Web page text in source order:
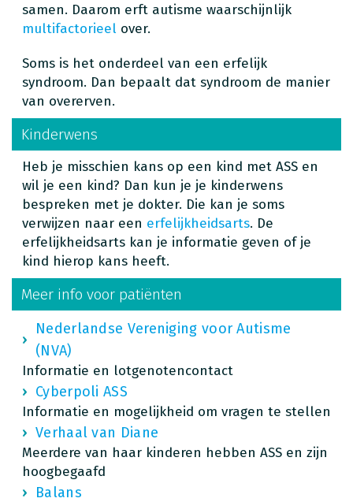
samen. Daarom erft autisme waarschijnlijk
multifactorieel over.
Soms is het onderdeel van een erfelijk
syndroom. Dan bepaalt dat syndroom de manier
van overerven.
Kinderwens
Heb je misschien kans op een kind met ASS en
wil je een kind? Dan kun je je kinderwens
bespreken met je dokter. Die kan je soms
verwijzen naar een erfelijkheidsarts. De
erfelijkheidsarts kan je informatie geven of je
kind hierop kans heeft.
Meer info voor patiënten
Nederlandse Vereniging voor Autisme
(NVA)
Informatie en lotgenotencontact
Cyberpoli ASS
Informatie en mogelijkheid om vragen te stellen
Verhaal van Diane
Meerdere van haar kinderen hebben ASS en zijn
hoogbegaafd
Balans